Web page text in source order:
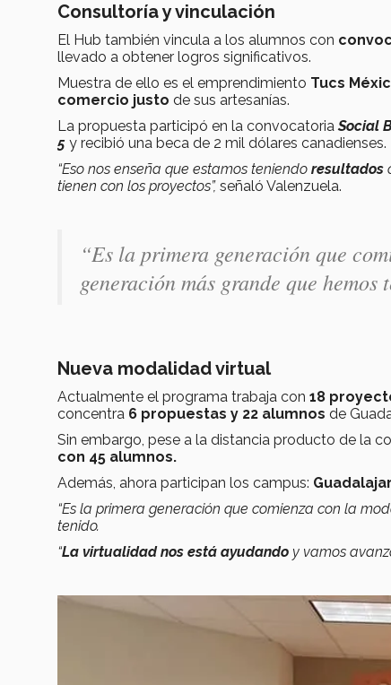
Consultoría y vinculación
El Hub también vincula a los alumnos con
llevado a obtener logros significativos.
Muestra de ello es el emprendimiento Tucs
comercio justo de sus artesanías.
La propuesta participó en la convocatoriaSocial
5 y recibió una beca de 2 mil dólares canadienses.
“Eso nos enseña que estamos teniendo resultados
tienen con los proyectos”, señaló Valenzuela.
“Es la primera generación que
generación más grande que hemos
Nueva modalidad virtual
Actualmente el programa trabaja con 18
concentra 6 propuestas y 22 alumnos de
Sin embargo, pese a la distancia producto de la
con 45 alumnos.
Además, ahora participan los campus:
“Es la primera generación que comienza con la
tenido.
“La virtualidad nos está ayudando y vamos